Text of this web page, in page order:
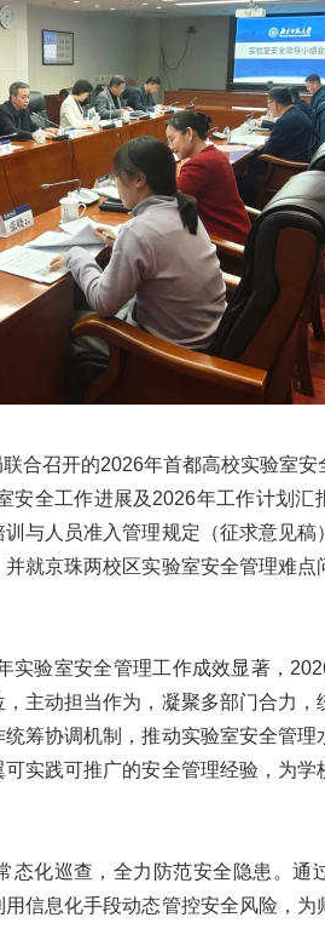
合召开的2026年首都高校实验室安
安全工作进展及2026年工作计划汇
与人员准入管理规定（征求意见稿
就京珠两校区实验室安全管理难
实验室安全管理工作成效显著，
主动担当作为，凝聚多部门合力，
筹协调机制，推动实验室安全管理
实践可推广的安全管理经验，为
态化巡查，全力防范安全隐患。通
信息化手段动态管控安全风险，为